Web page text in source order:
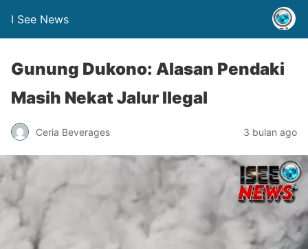
I See News
Gunung Dukono: Alasan Pendaki
Masih Nekat Jalur Ilegal
Ceria Beverages 3 bulan ago